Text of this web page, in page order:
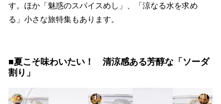
す。ほか「魅惑のスパイスめし」、「涼なる水を求め
る」小さな旅特集もあります。
■夏こそ味わいたい！ 清涼感ある芳醇な「ソーダ
割り」